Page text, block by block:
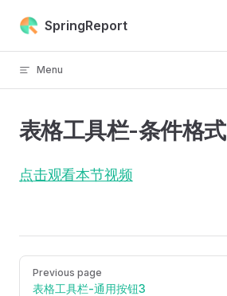
Skip to content
SpringReport
Menu
表格工具栏-条件格式
点击观看本节视频
Pager
Previous page
表格工具栏-通用按钮3